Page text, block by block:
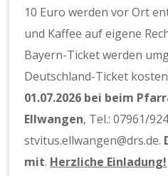
10 Euro werden vor Ort
und Kaffee auf eigene
Bayern-Ticket werden
Deutschland-Ticket
01.07.2026 bei beim
Ellwangen, Tel.: 07961/
stvitus.ellwangen@drs.de.
mit. Herzliche Einladung!